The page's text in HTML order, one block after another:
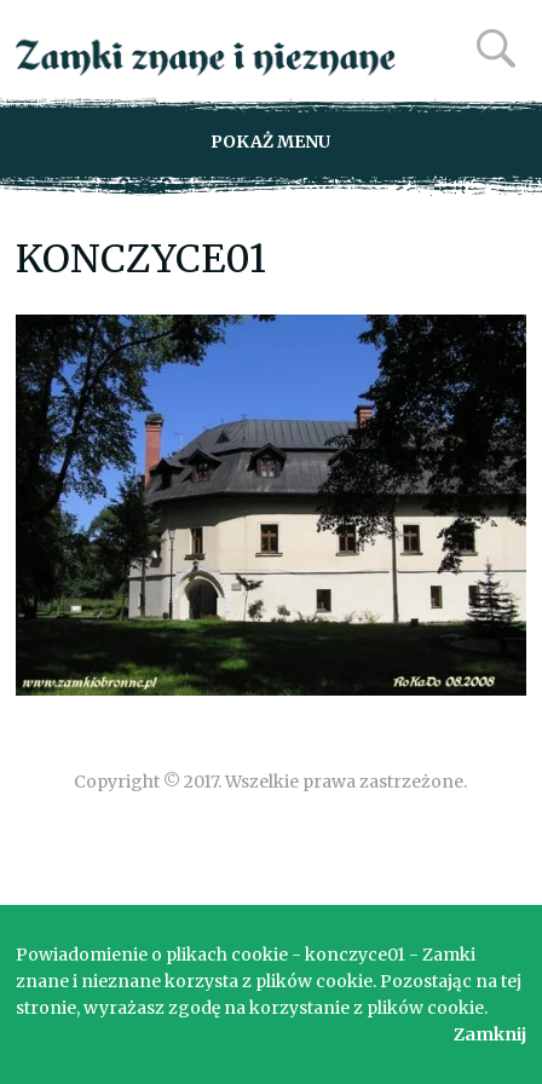
POKAŻ MENU
KONCZYCE01
Copyright © 2017. Wszelkie prawa zastrzeżone.
Powiadomienie o plikach cookie - konczyce01 - Zamki
znane i nieznane korzysta z plików cookie. Pozostając na tej
stronie, wyrażasz zgodę na korzystanie z plików cookie.
Zamknij